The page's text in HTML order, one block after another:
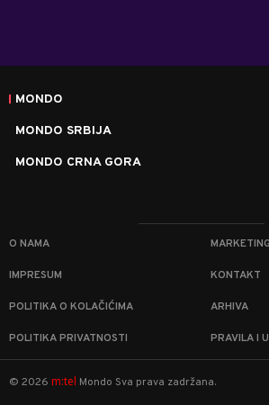
MONDO
MONDO SRBIJA
MONDO CRNA GORA
O NAMA
IMPRESUM KONTAKT
POLITIKA O KOLAČIĆIMA ARHIVA
POLITIKA PRIVATNOSTI PRAVILA I
© 2026 m:tel Mondo Sva prava zadržana.